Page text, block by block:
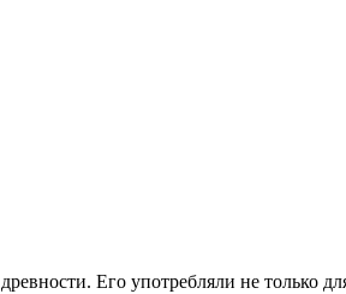
Его употребляли не только